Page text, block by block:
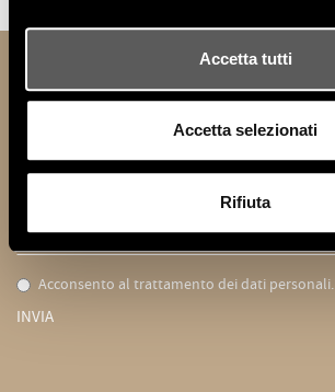
Accetta tutti
Accetta selezionati
Rifiuta
NEWSLETTER
Resta aggiornato sulle novità Vittoria Frigerio :
Iscriviti per restare sempre aggiornato:
Acconsento al trattamento dei dati personali.
INVIA